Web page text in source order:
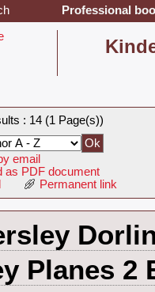
Professional
: 14 (1 Page(s))
email
as PDF document
Permanent link
Planes 2